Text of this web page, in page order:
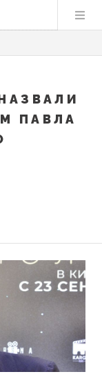
ПАВЛА